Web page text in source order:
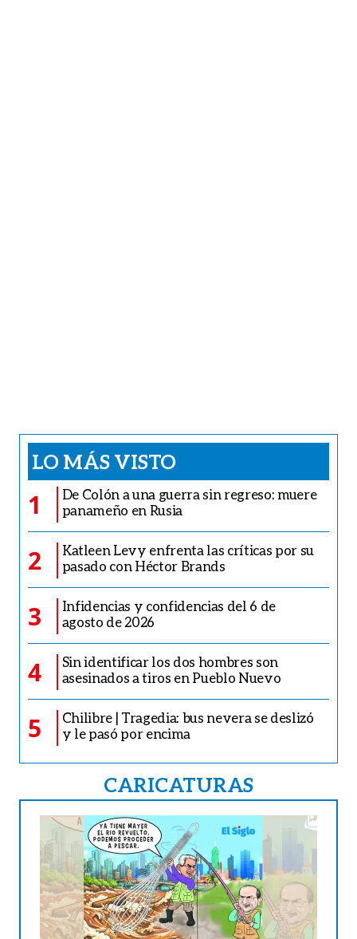
LO MÁS VISTO
1
De Colón a una guerra sin regreso: muere
panameño en Rusia
2
Katleen Levy enfrenta las críticas por su
pasado con Héctor Brands
3
Infidencias y confidencias del 6 de
agosto de 2026
4
Sin identificar los dos hombres son
asesinados a tiros en Pueblo Nuevo
5
Chilibre | Tragedia: bus nevera se deslizó
y le pasó por encima
CARICATURAS